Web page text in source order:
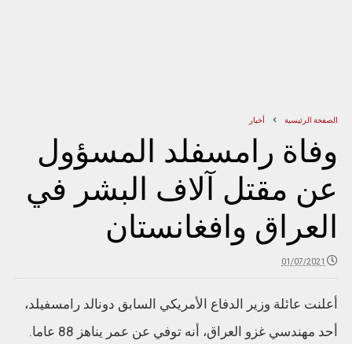
الصفحة الرئيسية أخبار
وفاة رامسفلد المسؤول
عن مقتل آلاف البشر في
العراق وافغانستان
01/07/2021
أعلنت عائلة وزير الدفاع الأمريكي السابق دونالد رامسفيلد،
أحد مهندسي غزو العراق، أنه توفي عن عمر يناهز 88 عاما.